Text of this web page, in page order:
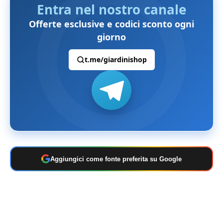
Entra nel nostro canale
Offerte esclusive e codici sconto ogni
giorno
t.me/giardinishop
Aggiungici come fonte preferita su Google